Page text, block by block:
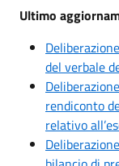
Ultimo
del verbale
rendiconto
relativo